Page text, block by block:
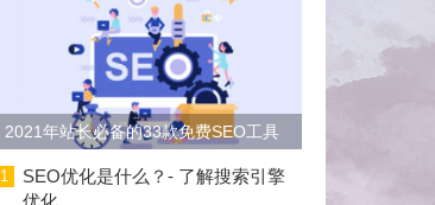
2021年站长必备的33款免费SEO工具
大合集
1
SEO优化是什么？- 了解搜索引擎
优化